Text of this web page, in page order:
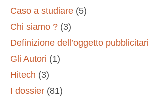
Caso a studiare (5)
Chi siamo ? (3)
Definizione dell’oggetto
Gli Autori (1)
Hitech (3)
I dossier (81)